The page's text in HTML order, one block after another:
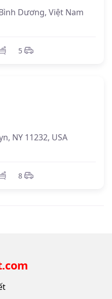
Dương, Việt Nam
5
NY 11232, USA
8